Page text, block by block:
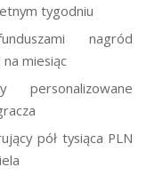
tygodniu
nagród
miesiąc
personalizowane
pół tysiąca PLN